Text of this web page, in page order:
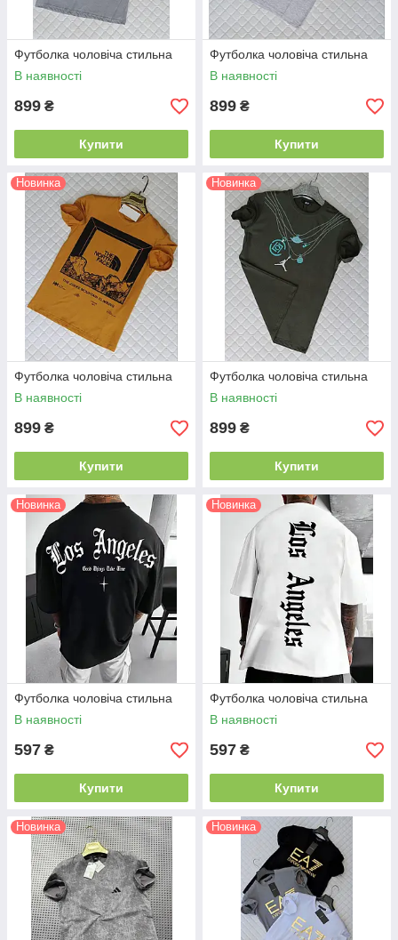
Футболка чоловіча стильна
В наявності
899 ₴
Купити
Футболка чоловіча стильна
В наявності
899 ₴
Купити
Новинка
Футболка чоловіча стильна
В наявності
899 ₴
Купити
Новинка
Футболка чоловіча стильна
В наявності
899 ₴
Купити
Новинка
Футболка чоловіча стильна
В наявності
597 ₴
Купити
Новинка
Футболка чоловіча стильна
В наявності
597 ₴
Купити
Новинка Новинка